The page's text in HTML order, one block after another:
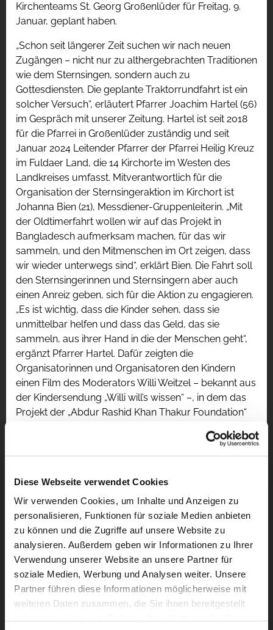
Diese Webseite verwendet Cookies
Wir verwenden Cookies, um Inhalte und Anzeigen zu
personalisieren, Funktionen für soziale Medien anbieten
zu können und die Zugriffe auf unsere Website zu
analysieren. Außerdem geben wir Informationen zu Ihrer
Verwendung unserer Website an unsere Partner für
soziale Medien, Werbung und Analysen weiter. Unsere
Partner führen diese Informationen möglicherweise mit
weiteren Daten zusammen, die Sie ihnen bereitgestellt
Kirchenteams St. Georg Großenlüder für Freitag, 9.
Januar, geplant haben.
„Schon seit längerer Zeit suchen wir nach neuen
Zugängen – nicht nur zu althergebrachten Traditionen
wie dem Sternsingen, sondern auch zu
Gottesdiensten. Die geplante Traktorrundfahrt ist ein
solcher Versuch“, erläutert Pfarrer Joachim Hartel (56)
im Gespräch mit unserer Zeitung. Hartel ist seit 2018
für die Pfarrei in Großenlüder zuständig und seit
Januar 2024 Leitender Pfarrer der Pfarrei Heilig Kreuz
im Fuldaer Land, die 14 Kirchorte im Westen des
Landkreises umfasst. Mitverantwortlich für die
Organisation der Sternsingeraktion im Kirchort ist
Johanna Bien (21), Messdiener-Gruppenleiterin. „Mit
der Oldtimerfahrt wollen wir auf das Projekt in
Bangladesch aufmerksam machen, für das wir
sammeln, und den Mitmenschen im Ort zeigen, dass
wir wieder unterwegs sind“, erklärt Bien. Die Fahrt soll
den Sternsingerinnen und Sternsingern aber auch
einen Anreiz geben, sich für die Aktion zu engagieren.
„Es ist wichtig, dass die Kinder sehen, dass sie
unmittelbar helfen und dass das Geld, das sie
sammeln, aus ihrer Hand in die der Menschen geht“,
ergänzt Pfarrer Hartel. Dafür zeigten die
Organisatorinnen und Organisatoren den Kindern
einen Film des Moderators Willi Weitzel – bekannt aus
der Kindersendung „Willi will’s wissen“ –, in dem das
Projekt der „Abdur Rashid Khan Thakur Foundation“
angemeldeten Haushalten gehen, sondern jedes
Haus im Ort aufsuchen. „Natürlich gibt es auch
Mitbürger, die nicht wollen, dass die Sternsinger bei
ihnen vorbeikommen. Wer das nicht möchte, kann
sich jederzeit bei unserer Pfarrei melden“, berichtet
Hartel. Das komme jedoch nur selten vor. Mit der
Traktorfahrt soll neben der Aufmerksamkeit auch den
Kindern gezeigt werden, welch besonderen Dienst sie
tun. „Natürlich kann eine Aktion wie diese Fahrt die